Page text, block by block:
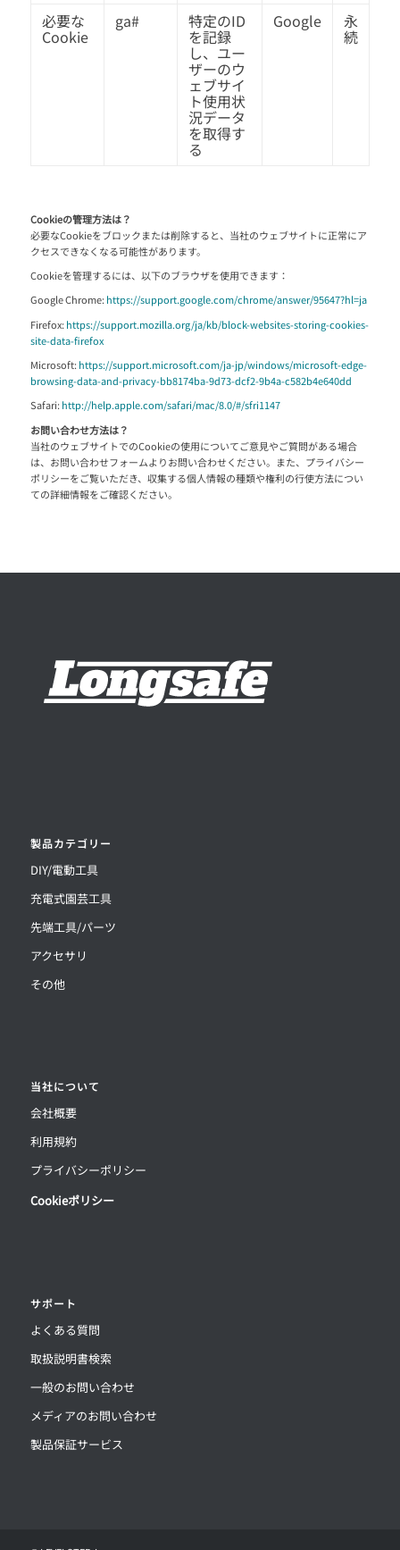
必要な
Cookie
ga# 特定のID
を記録
し、ユー
ザーのウ
ェブサイ
ト使用状
況データ
を取得す
る
Google 永
続
Cookieの管理方法は？
必要なCookieをブロックまたは削除すると、当社のウェブサイトに正常にア
クセスできなくなる可能性があります。
Cookieを管理するには、以下のブラウザを使用できます：
Google Chrome:https://support.google.com/chrome/answer/95647?hl=ja
Firefox: https://support.mozilla.org/ja/kb/block-websites-storing-cookies-
site-data-firefox
Microsoft: https://support.microsoft.com/ja-jp/windows/microsoft-edge-
browsing-data-and-privacy-bb8174ba-9d73-dcf2-9b4a-c582b4e640dd
Safari:http://help.apple.com/safari/mac/8.0/#/sfri1147
お問い合わせ方法は？
当社のウェブサイトでのCookieの使用についてご意見やご質問がある場合
は、お問い合わせフォームよりお問い合わせください。また、プライバシー
ポリシーをご覧いただき、収集する個人情報の種類や権利の行使方法につい
ての詳細情報をご確認ください。
製品カテゴリー
DIY/電動工具
充電式園芸工具
先端工具/パーツ
アクセサリ
その他
当社について
会社概要
利用規約
プライバシーポリシー
Cookieポリシー
サポート
よくある質問
取扱説明書検索
一般のお問い合わせ
メディアのお問い合わせ
製品保証サービス